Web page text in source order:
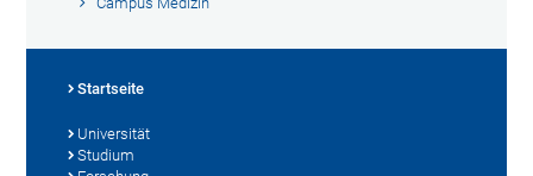
Startseite
Universität
Studium